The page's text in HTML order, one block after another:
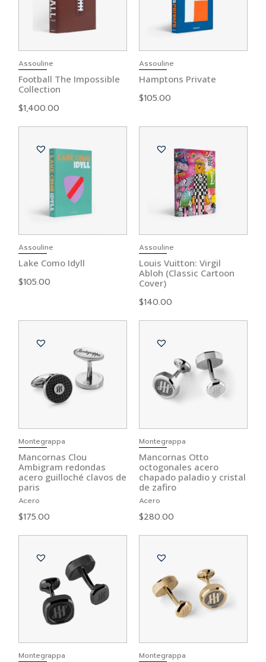
Assouline
Football The Impossible
Collection
$1,400.00
Assouline
Hamptons Private
$105.00
Assouline
Lake Como Idyll
$105.00
Assouline
Louis Vuitton: Virgil
Abloh (Classic Cartoon
Cover)
$140.00
Montegrappa
Mancornas Clou
Ambigram redondas
acero guilloché clavos de
paris
Acero
$175.00
Montegrappa
Mancornas Otto
octogonales acero
chapado paladio y cristal
de zafiro
Acero
$280.00
Montegrappa Montegrappa